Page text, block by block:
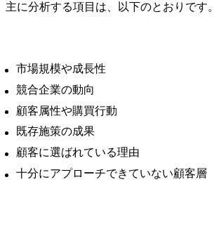
主に分析する項目は、以下のとおりです。
市場規模や成長性
競合企業の動向
顧客属性や購買行動
既存施策の成果
顧客に選ばれている理由
十分にアプローチできていない顧客層